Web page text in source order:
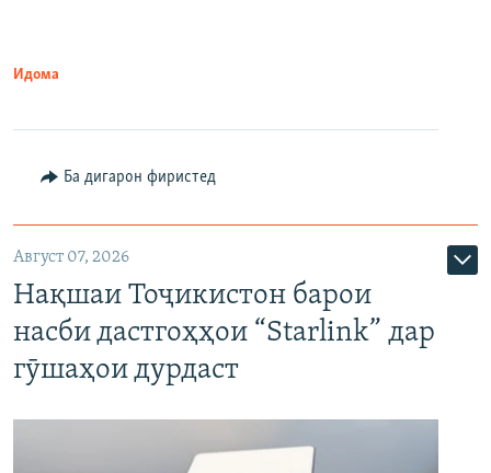
Идома
Ба дигарон фиристед
Август 07, 2026
Нақшаи Тоҷикистон барои
насби дастгоҳҳои “Starlink” дар
гӯшаҳои дурдаст